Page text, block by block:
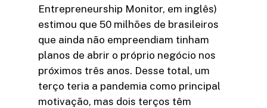
Entrepreneurship Monitor, em inglês)
estimou que 50 milhões de brasileiros
que ainda não empreendiam tinham
planos de abrir o próprio negócio nos
próximos três anos. Desse total, um
terço teria a pandemia como principal
motivação, mas dois terços têm